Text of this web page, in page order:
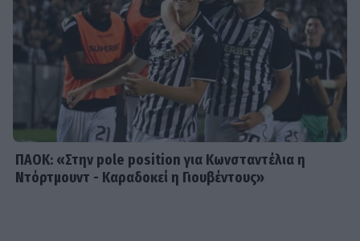
Συγκλονίζει η δημοσιογράφος
Ιωάννα Κουλούρη: Αναγκάστηκαν να
με δέσουν για να μη βλάψω τον
εαυτό μου
ΠΑΟΚ: «Στην pole position για Κωνσταντέλια η
Ντόρτμουντ - Καραδοκεί η Γιουβέντους»